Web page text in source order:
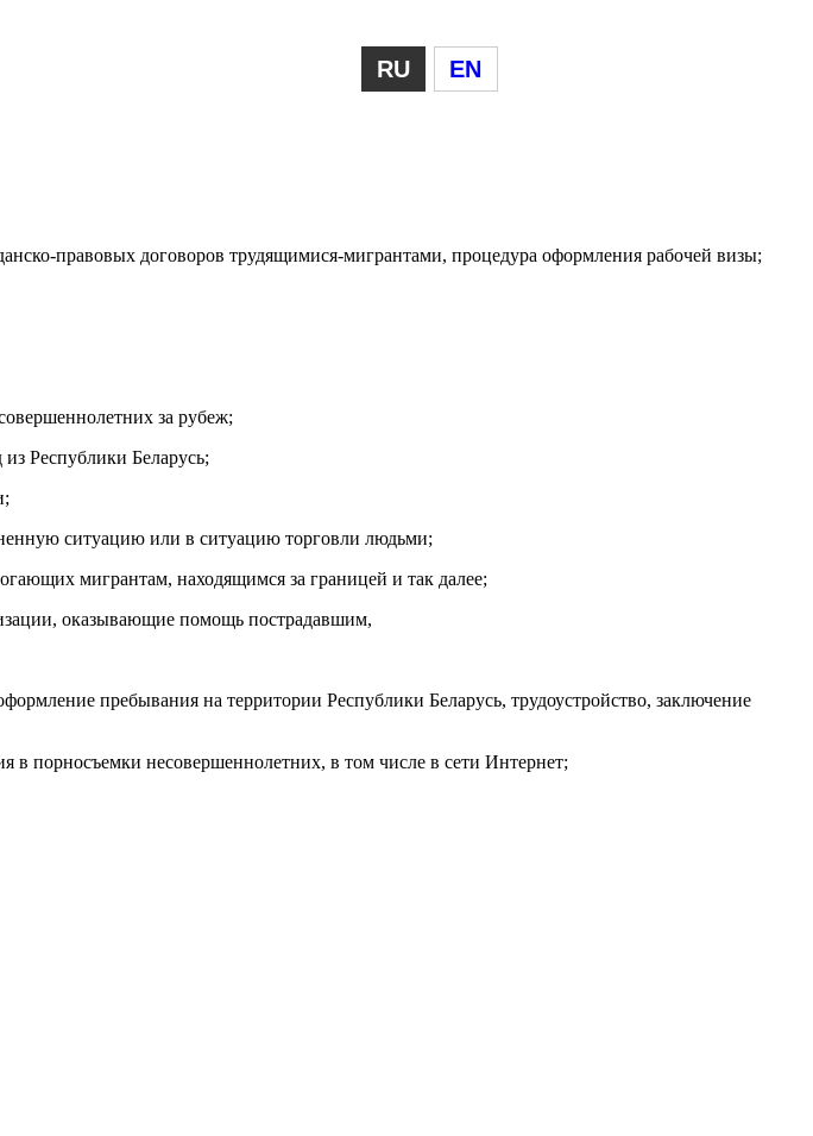
RU EN
правовых договоров трудящимися-мигрантами, процедура оформления рабочей визы;
за рубеж;
Республики Беларусь;
ситуацию или в ситуацию торговли людьми;
мигрантам, находящимся за границей и так далее;
оказывающие помощь пострадавшим,
пребывания на территории Республики Беларусь, трудоустройство, заключение
в порносъемки несовершеннолетних, в том числе в сети Интернет;